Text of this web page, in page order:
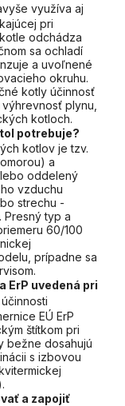
využíva aj
pri
odchádza
sa ochladí
a uvoľnené
okruhu.
kotly účinnosť
plynu,
kotloch.
potrebuje?
kotlov je tzv.
a
oddelený
vzduchu
strechu -
typ a
60/100
prípadne sa
ErP uvedená pri
EÚ ErP
štítkom pri
bežne dosahujú
s izbovou
a zapojiť